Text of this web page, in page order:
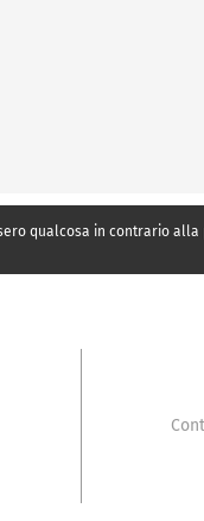
qualcosa in contrario